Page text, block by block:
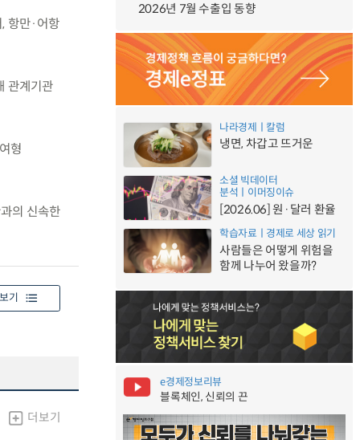
항만·어항
관계기관
형
의 신속한
기
더보기
2026년 7월 수출입 동향
나라경제ㅣ칼럼
냉면, 차갑고 뜨거운
소셜 빅데이터
분석ㅣ이머징이슈
[2026.06] 원·달러 환율
학습자료ㅣ경제로 세상 읽기
사람들은 어떻게 위험을
함께 나누어 왔을까?
e경제정보리뷰
블록체인, 신뢰의 끈